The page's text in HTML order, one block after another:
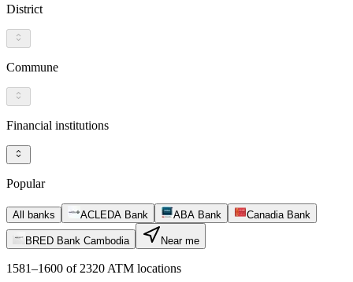
District
Commune
Financial institutions
Popular
All banks ACLEDA Bank ABA Bank Canadia Bank
BRED Bank Cambodia Near me
1581–1600 of 2320 ATM locations